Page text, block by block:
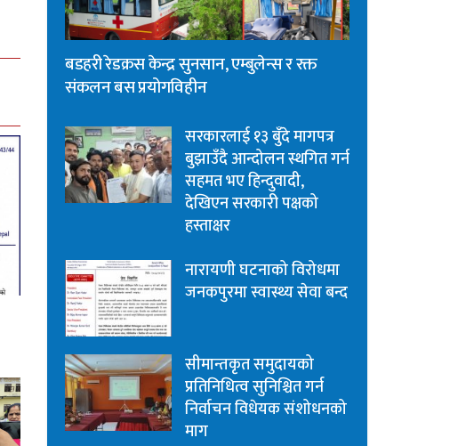
बडहरी रेडक्रस केन्द्र सुनसान, एम्बुलेन्स र रक्त
संकलन बस प्रयोगविहीन
सरकारलाई १३ बुँदे मागपत्र
बुझाउँदै आन्दोलन स्थगित गर्न
सहमत भए हिन्दुवादी,
देखिएन सरकारी पक्षको
हस्ताक्षर
नारायणी घटनाको विरोधमा
जनकपुरमा स्वास्थ्य सेवा बन्द
सीमान्तकृत समुदायको
प्रतिनिधित्व सुनिश्चित गर्न
निर्वाचन विधेयक संशोधनको
माग